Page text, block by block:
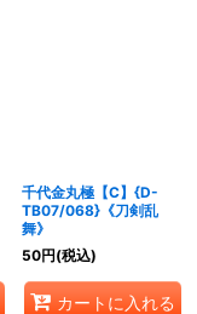
千代金丸極【C】{D-
TB07/068}《刀剣乱
舞》
50円(税込)
カートに入れる